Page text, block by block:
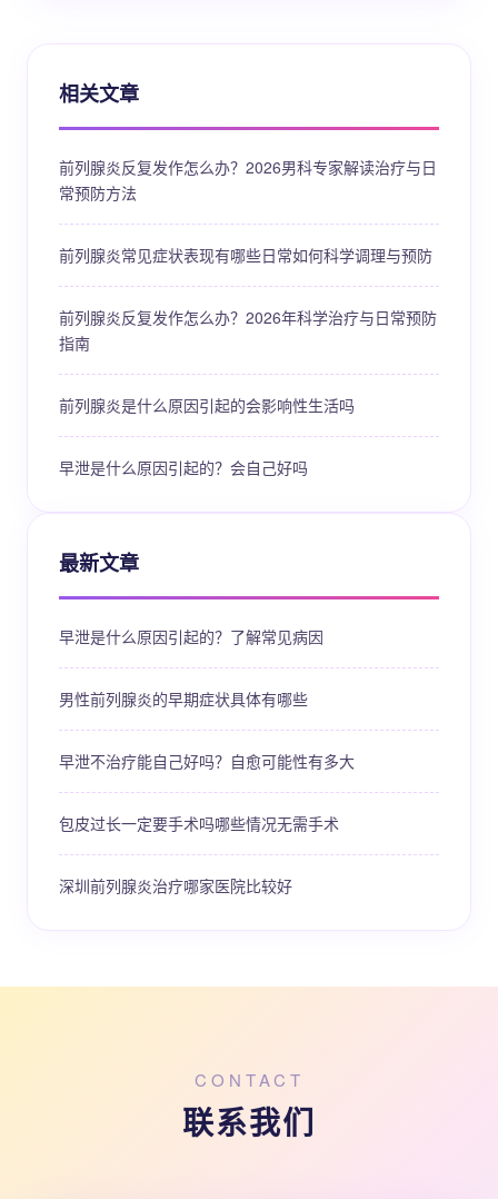
相关文章
前列腺炎反复发作怎么办？2026男科专家解读治疗与日
常预防方法
前列腺炎常见症状表现有哪些日常如何科学调理与预防
前列腺炎反复发作怎么办？2026年科学治疗与日常预防
指南
前列腺炎是什么原因引起的会影响性生活吗
早泄是什么原因引起的？会自己好吗
最新文章
早泄是什么原因引起的？了解常见病因
男性前列腺炎的早期症状具体有哪些
早泄不治疗能自己好吗？自愈可能性有多大
包皮过长一定要手术吗哪些情况无需手术
深圳前列腺炎治疗哪家医院比较好
CONTACT
联系我们